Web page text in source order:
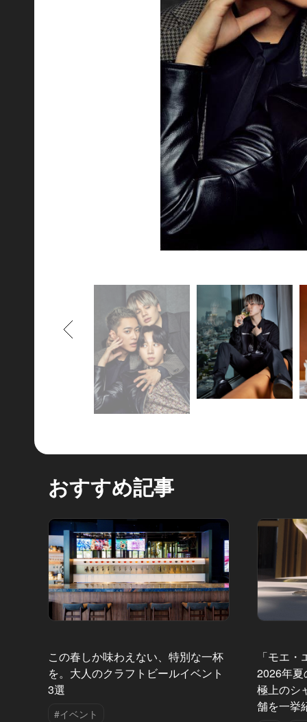
おすすめ記事
この春しか味わえない、特別な一杯
を。大人のクラフトビールイベント
3選
#イベント
「モエ
2026年夏
極上のシ
舗を一挙